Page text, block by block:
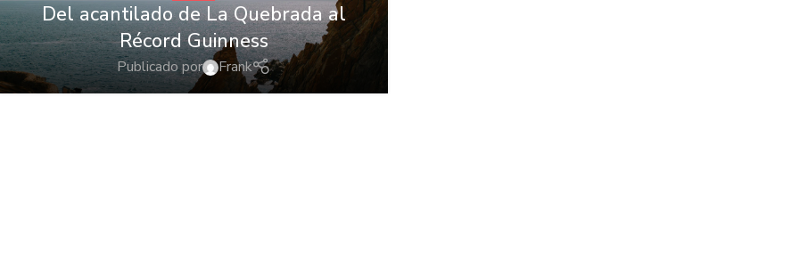
Del acantilado de La Quebrada al
Récord Guinness
Publicado por Frank